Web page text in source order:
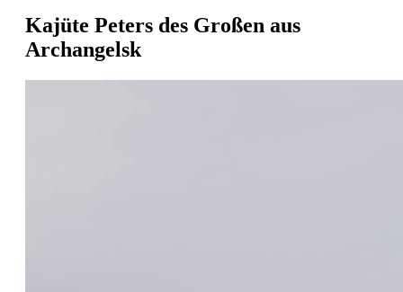
Kajüte Peters des Großen aus
Archangelsk